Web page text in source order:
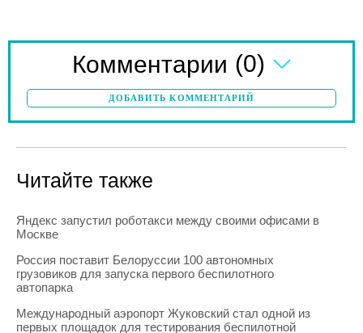
Комментарии (0)
ДОБАВИТЬ КОММЕНТАРИЙ
Читайте также
Яндекс запустил роботакси между своими офисами в
Москве
Россия поставит Белоруссии 100 автономных
грузовиков для запуска первого беспилотного
автопарка
Международный аэропорт Жуковский стал одной из
первых площадок для тестирования беспилотной